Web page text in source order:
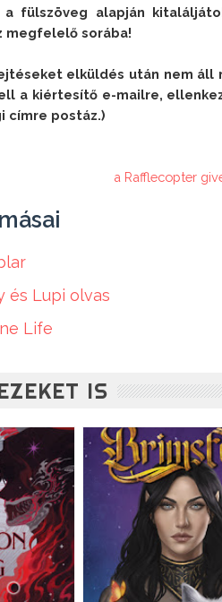
fülszöveg alapján
megfelelő sorába!
elküldés után nem áll
a kiértesítő e-mailre,
címre postáz.)
a Rafflecopter
és Lupi olvas
Life
IS